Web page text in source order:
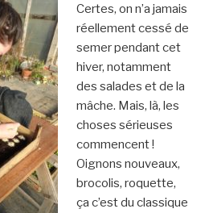
Certes, on n’a jamais
réellement cessé de
semer pendant cet
hiver, notamment
des salades et de la
mâche. Mais, là, les
choses sérieuses
commencent !
Oignons nouveaux,
brocolis, roquette,
ça c’est du classique